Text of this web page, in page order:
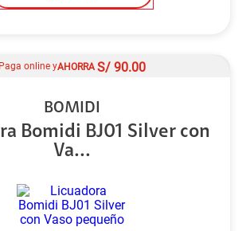
Paga online yAHORRA S/ 90.00
BOMIDI
Bomidi BJ01 Silver con
Va...